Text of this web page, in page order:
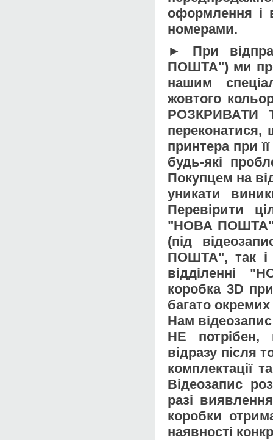
оформлення і
номерами.
► При
ПОШТА") ми
нашим
жовтого
РОЗКРИВАТИ
переконатися,
принтера при
будь-які
Покупцем на
уникати
Перевірити
"НОВА ПОШТА"
(під
ПОШТА", так і
відділенні
коробка 3D
багато окремих
Нам
НЕ потрібен,
відразу після
комплектації
Відеозапис
разі
коробки
наявності